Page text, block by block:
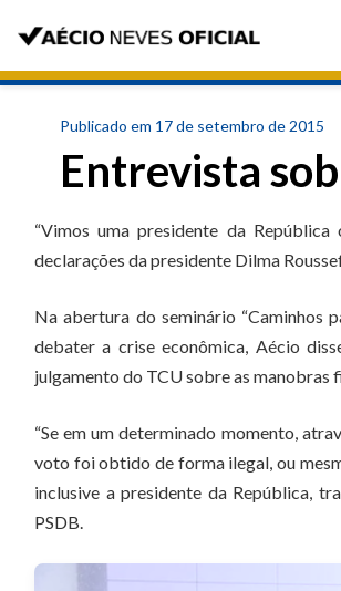
Publicado em 17 de setembro de 2015
Entrevista
“Vimos uma presidente da
declarações da presidente Dilma
Na abertura do seminário “Caminhos
debater a crise econômica, Aécio
julgamento do TCU sobre as manobras
“Se em um determinado momento,
voto foi obtido de forma ilegal, ou
inclusive a presidente da República,
PSDB.